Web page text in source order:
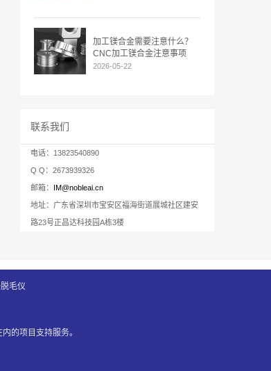
加工镁合金需要注意什么？
CNC加工镁合金注意事项
2026-05-22
联系我们
电话：13823540890
Q Q：2673939326
邮箱： IM@nobleai.cn
地址：广东省深圳市宝安区福海街道展城社区建安
路23号正昌达科技园A栋3楼
脱毛仪
的项目支持服务。